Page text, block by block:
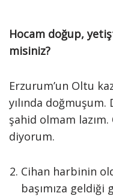
Hocam doğup,
misiniz?
Erzurum’un Oltu
yılında
şahid olmam
diyorum.
Cihan harbinin
başımıza geldiği